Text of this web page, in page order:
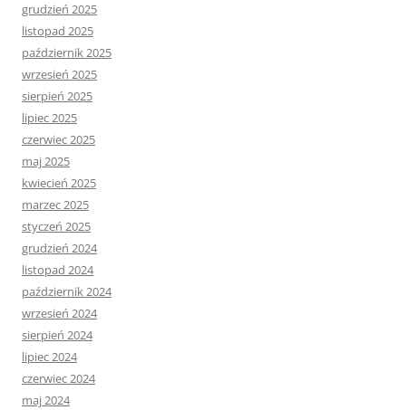
grudzień 2025
listopad 2025
październik 2025
wrzesień 2025
sierpień 2025
lipiec 2025
czerwiec 2025
maj 2025
kwiecień 2025
marzec 2025
styczeń 2025
grudzień 2024
listopad 2024
październik 2024
wrzesień 2024
sierpień 2024
lipiec 2024
czerwiec 2024
maj 2024